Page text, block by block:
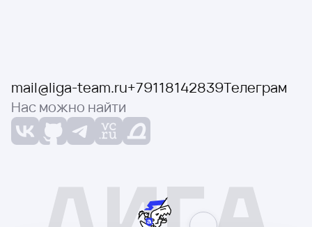
mail@liga-team.ru+79118142839Телеграм
Нас можно найти